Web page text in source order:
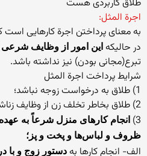
طلاق کاربردی هست
اجرة المثل:
به معنای پرداختن اجرة كارهایی
در حالیكه این امور از وظایف شرعی
تبرع(مجانی بودن) نیز نداشته باشد.
شرایط پرداخت اجرة المثل
1) طلاق به درخواست زوجه نباشد؛
2) طلاق بخاطر تخلف زن از وظایف زناشویی و سوء اخلاق او نباشد؛
3)
انجام كارهای منزل شرعاً به
ظروف و لباس‌ها و پخت و پز؛
الف- انجام كارها به دستور زوج و با